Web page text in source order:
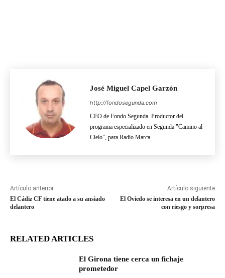
José Miguel Capel Garzón
http://fondosegunda.com
CEO de Fondo Segunda. Productor del
programa especializado en Segunda "Camino al
Cielo", para Radio Marca.
Artículo anterior
El Cádiz CF tiene atado a su ansiado
delantero
Artículo siguiente
El Oviedo se interesa en un delantero
con riesgo y sorpresa
RELATED ARTICLES
El Girona tiene cerca un fichaje
prometedor